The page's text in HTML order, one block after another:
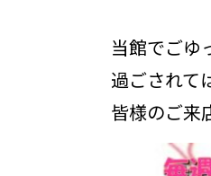
当館でごゆ
過ごされて
皆様のご